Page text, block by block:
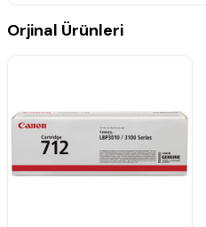
Teknik Özellikler
Canon CRG-712 toner serisi ile
Toner kartuşunun yazıcı
Toner yenileme işlemleri için
Kolay montaj ve güvenilir
Orjinal Ürünleri